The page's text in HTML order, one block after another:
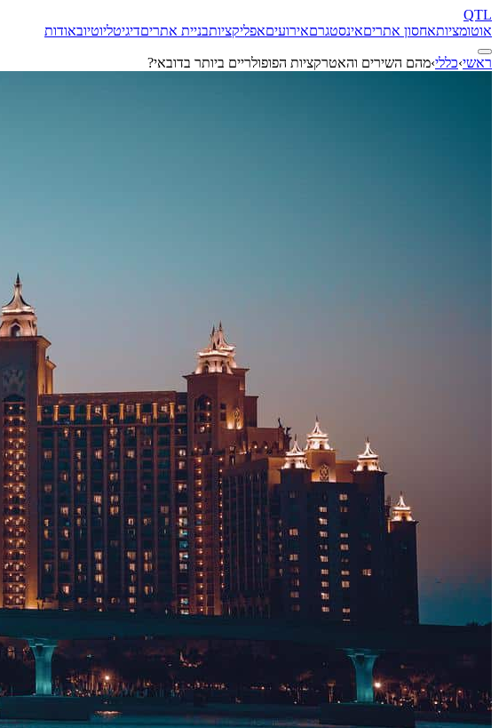
QTL
אוטומציותאחסון אתריםאינסטגרםאירועיםאפליקציותבניית אתריםדיגיטליוטיובאודות
ראשי›כללי›מהם השירים והאטרקציות הפופולריים ביותר בדובאי?